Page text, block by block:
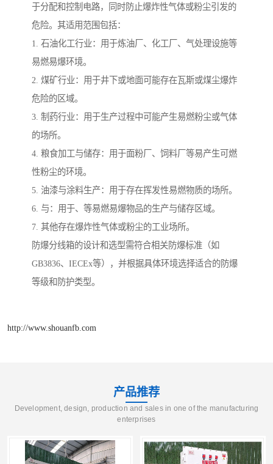
于分配和控制电路，同时防止爆炸性气体或粉尘引发的
危险。其适用范围包括：
1. 石油化工行业：用于炼油厂、化工厂、气处理设施等
易燃易爆环境。
2. 煤矿行业：用于井下或地面可能存在瓦斯或煤尘爆炸
危险的区域。
3. 制药行业：用于生产过程中可能产生易燃粉尘或气体
的场所。
4. 粮食加工与储存：用于面粉厂、饲料厂等易产生可燃
性粉尘的环境。
5. 油漆与涂料生产：用于存在挥发性易燃物质的场所。
6. 与：用于、等易燃易爆物品的生产与储存区域。
7. 其他存在爆炸性气体或粉尘的工业场所。
防爆分线箱的设计和选型需符合相关防爆标准（如
GB3836、IECEx等），并根据具体环境选择适合的防爆
等级和防护类型。
http://www.shouanfb.com
产品推荐
Development, design, production and sales in one of the manufacturing
enterprises